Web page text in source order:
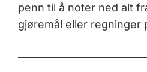
penn til å noter ned alt
gjøremål eller regninger